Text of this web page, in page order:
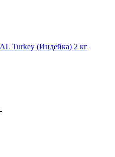
Turkey (Индейка) 2 кг